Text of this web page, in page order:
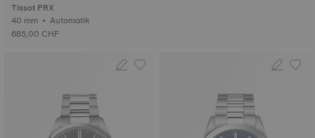
Tissot PRX
40 mm • Automatik
685,00 CHF